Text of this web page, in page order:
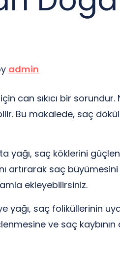
admin
can sıkıcı bir
Bu makalede, saç
yağı, saç köklerini
artırarak saç
ekleyebilirsiniz.
yağı, saç foliküllerinin
ve saç kaybının